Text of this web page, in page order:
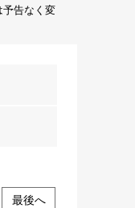
予告なく変
最後へ